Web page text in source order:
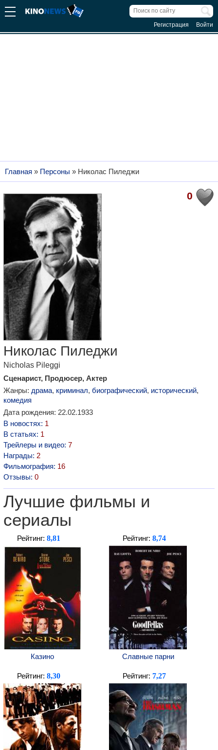
Регистрация Войти
Главная » Персоны » Николас Пиледжи
0
Николас Пиледжи
Nicholas Pileggi
Сценарист, Продюсер, Актер
Жанры: драма, криминал, биографический, исторический,
комедия
Дата рождения: 22.02.1933
В новостях: 1
В статьях: 1
Трейлеры и видео: 7
Награды: 2
Фильмография: 16
Отзывы: 0
Лучшие фильмы и
сериалы
Рейтинг: 8,81
Казино
Рейтинг: 8,74
Славные парни
Рейтинг: 8,30 Рейтинг: 7,27